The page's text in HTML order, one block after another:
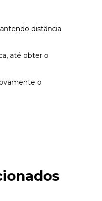
distância
até obter o
o